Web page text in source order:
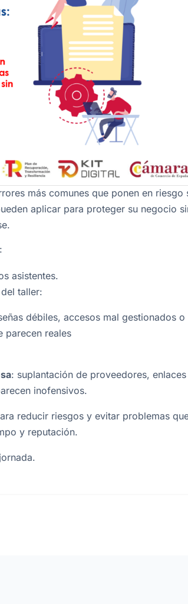
más comunes que ponen en riesgo
aplicar para proteger su negocio
asistentes.
taller:
débiles, accesos mal gestionados o
parecen reales
: suplantación de proveedores, enlaces
inofensivos.
reducir riesgos y evitar problemas
y reputación.